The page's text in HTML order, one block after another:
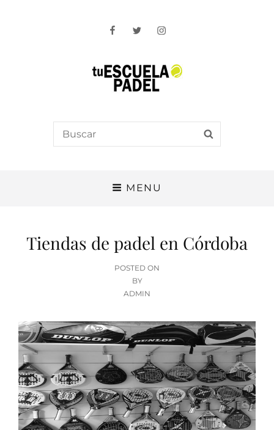
FacebookTwitterInstagram
Tu Escuela Padel
Search
for:
MENU
Tiendas de padel en Córdoba
POSTED ON
BY
ADMIN